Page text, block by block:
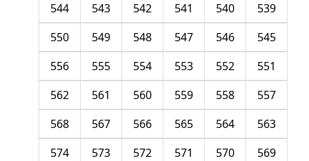
539
540
541
542
543
544
545
546
547
548
549
550
551
552
553
554
555
556
557
558
559
560
561
562
563
564
565
566
567
568
569
570
571
572
573
574